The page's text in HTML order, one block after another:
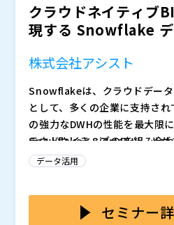
クラウドネイティブ
現する Snowflake
株式会社アシスト
Snowflakeは、クラウドデータ
として、多くの企業に支持さ
の強力なDWHの性能を最大限
ラウドネイティブのBIツール
か？
SnowflakeとSigmaを組み合
利用率を向上させ、より良いビ
えており、導入が進んでいます
データ活用
セミナー